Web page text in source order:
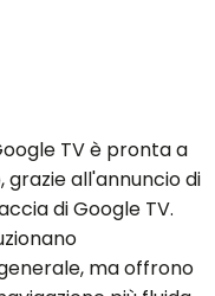
TV è pronta a
all'annuncio di
di Google TV.
ma offrono